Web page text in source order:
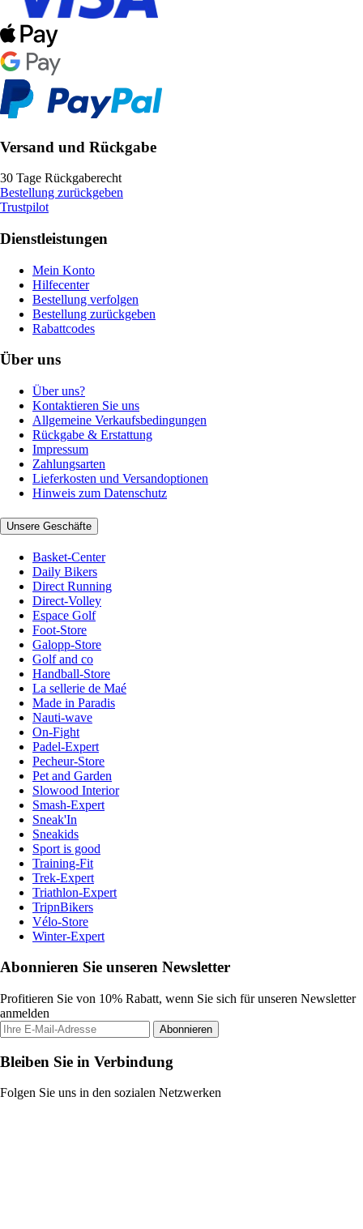
Versand und Rückgabe
30 Tage Rückgaberecht
Bestellung zurückgeben
Trustpilot
Dienstleistungen
Mein Konto
Hilfecenter
Bestellung verfolgen
Bestellung zurückgeben
Rabattcodes
Über uns
Über uns?
Kontaktieren Sie uns
Allgemeine Verkaufsbedingungen
Rückgabe & Erstattung
Impressum
Zahlungsarten
Lieferkosten und Versandoptionen
Hinweis zum Datenschutz
Unsere Geschäfte
Basket-Center
Daily Bikers
Direct Running
Direct-Volley
Espace Golf
Foot-Store
Galopp-Store
Golf and co
Handball-Store
La sellerie de Maé
Made in Paradis
Nauti-wave
On-Fight
Padel-Expert
Pecheur-Store
Pet and Garden
Slowood Interior
Smash-Expert
Sneak'In
Sneakids
Sport is good
Training-Fit
Trek-Expert
Triathlon-Expert
TripnBikers
Vélo-Store
Winter-Expert
Abonnieren Sie unseren Newsletter
Profitieren Sie von 10% Rabatt, wenn Sie sich für unseren Newsletter
anmelden
Abonnieren
Bleiben Sie in Verbindung
Folgen Sie uns in den sozialen Netzwerken